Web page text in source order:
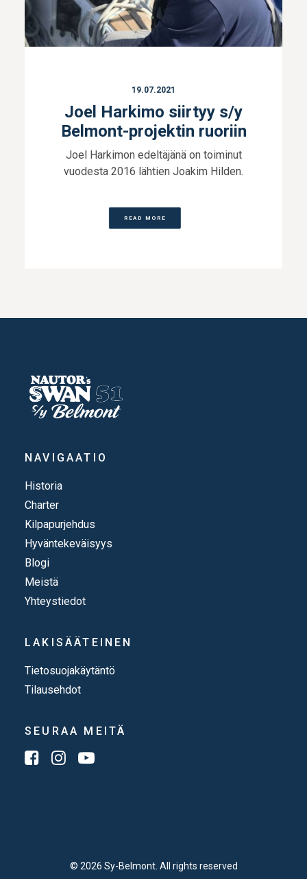
19.07.2021
Joel Harkimo siirtyy s/y
Belmont-projektin ruoriin
Joel Harkimon edeltäjänä on toiminut
vuodesta 2016 lähtien Joakim Hilden.
READ MORE
NAVIGAATIO
Historia
Charter
Kilpapurjehdus
Hyväntekeväisyys
Blogi
Meistä
Yhteystiedot
LAKISÄÄTEINEN
Tietosuojakäytäntö
Tilausehdot
SEURAA MEITÄ
© 2026 Sy-Belmont. All rights reserved